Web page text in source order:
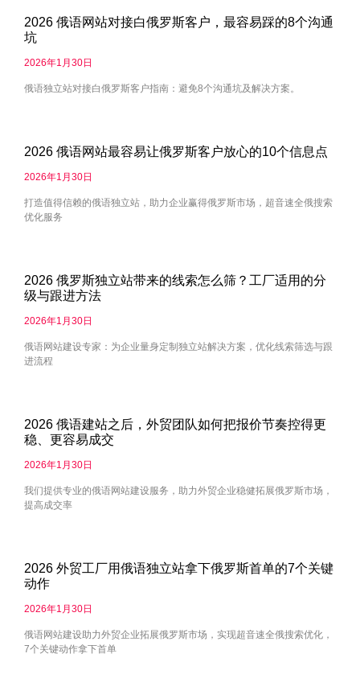
2026 俄语网站对接白俄罗斯客户，最容易踩的8个沟通
坑
2026年1月30日
俄语独立站对接白俄罗斯客户指南：避免8个沟通坑及解决方案。
2026 俄语网站最容易让俄罗斯客户放心的10个信息点
2026年1月30日
打造值得信赖的俄语独立站，助力企业赢得俄罗斯市场，超音速全俄搜索
优化服务
2026 俄罗斯独立站带来的线索怎么筛？工厂适用的分
级与跟进方法
2026年1月30日
俄语网站建设专家：为企业量身定制独立站解决方案，优化线索筛选与跟
进流程
2026 俄语建站之后，外贸团队如何把报价节奏控得更
稳、更容易成交
2026年1月30日
我们提供专业的俄语网站建设服务，助力外贸企业稳健拓展俄罗斯市场，
提高成交率
2026 外贸工厂用俄语独立站拿下俄罗斯首单的7个关键
动作
2026年1月30日
俄语网站建设助力外贸企业拓展俄罗斯市场，实现超音速全俄搜索优化，
7个关键动作拿下首单